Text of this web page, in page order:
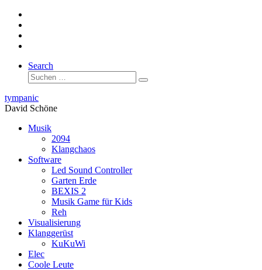
Zum
Inhalt
springen
Search
Suche
Suchen …
tympanic
David Schöne
Musik
2094
Klangchaos
Software
Led Sound Controller
Garten Erde
BEXIS 2
Musik Game für Kids
Reh
Visualisierung
Klanggerüst
KuKuWi
Elec
Coole Leute